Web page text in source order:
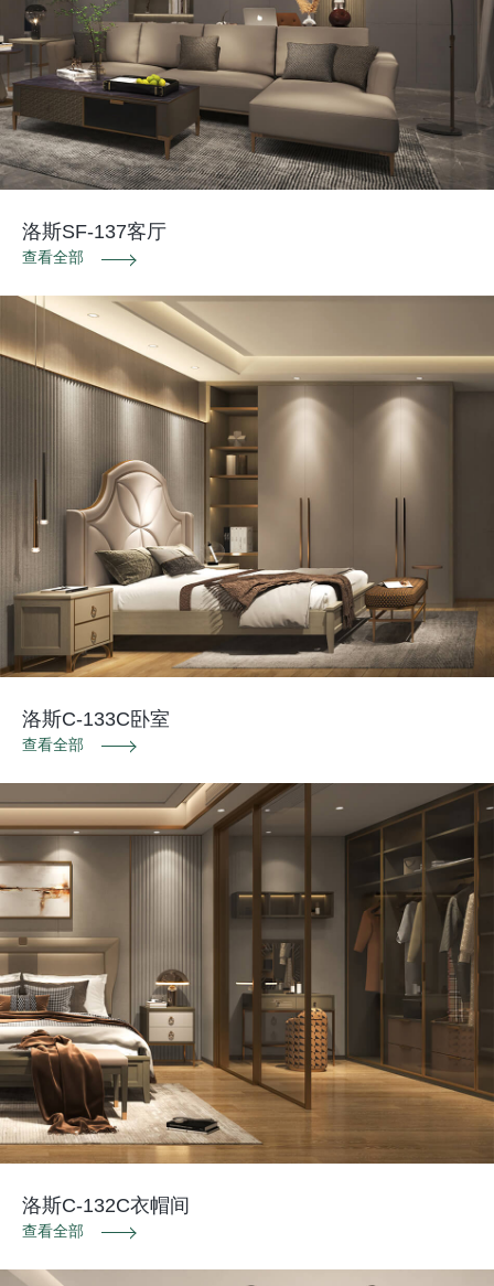
洛斯SF-137客厅
查看全部
洛斯C-133C卧室
查看全部
洛斯C-132C衣帽间
查看全部